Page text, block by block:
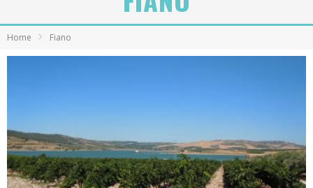
Anya Taylor-Joy, Jisoo e Willow Smith protagoniste della nuova campagna Dior Addict
Home Fiano